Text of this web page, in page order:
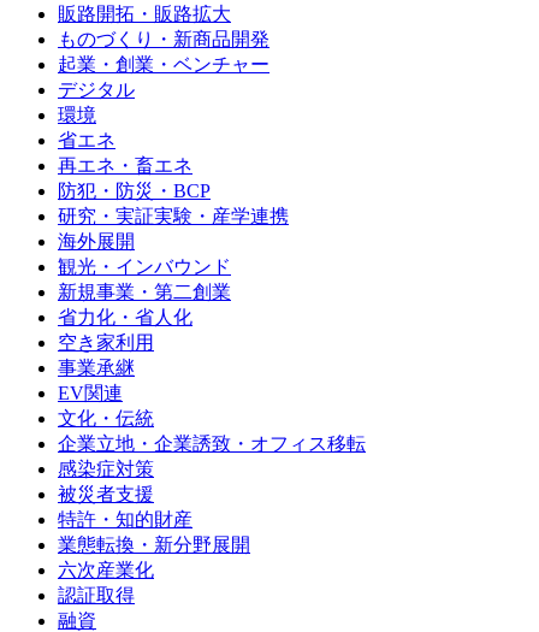
販路開拓・販路拡大
ものづくり・新商品開発
起業・創業・ベンチャー
デジタル
環境
省エネ
再エネ・畜エネ
防犯・防災・BCP
研究・実証実験・産学連携
海外展開
観光・インバウンド
新規事業・第二創業
省力化・省人化
空き家利用
事業承継
EV関連
文化・伝統
企業立地・企業誘致・オフィス移転
感染症対策
被災者支援
特許・知的財産
業態転換・新分野展開
六次産業化
認証取得
融資